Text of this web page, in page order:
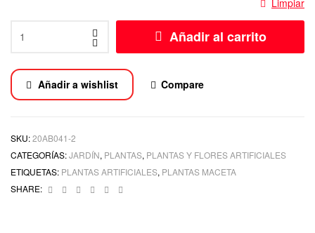
Añadir al carrito
Añadir a wishlist Compare
SKU:20AB041-2
CATEGORÍAS:JARDÍN, PLANTAS, PLANTAS Y FLORES ARTIFICIALES
ETIQUETAS: PLANTAS ARTIFICIALES, PLANTAS MACETA
SHARE:
Facebook
TwitterLinkedinGoogle+Pinterest